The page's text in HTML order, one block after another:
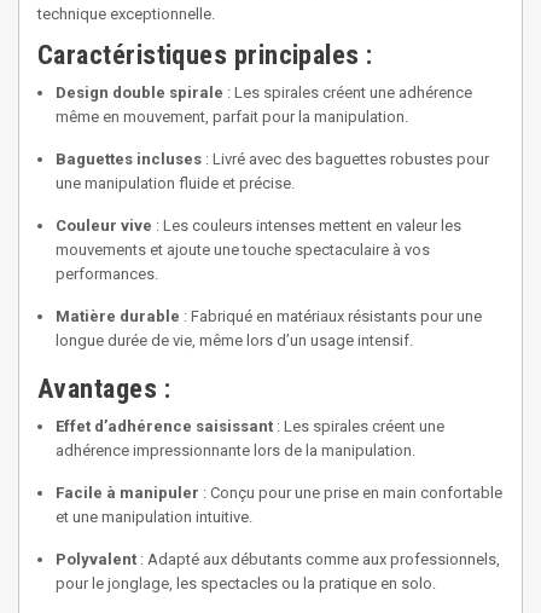
technique exceptionnelle.
Caractéristiques principales :
Design double spirale : Les spirales créent une adhérence
même en mouvement, parfait pour la manipulation.
Baguettes incluses : Livré avec des baguettes robustes pour
une manipulation fluide et précise.
Couleur vive : Les couleurs intenses mettent en valeur les
mouvements et ajoute une touche spectaculaire à vos
performances.
Matière durable : Fabriqué en matériaux résistants pour une
longue durée de vie, même lors d’un usage intensif.
Avantages :
Effet d’adhérence saisissant : Les spirales créent une
adhérence impressionnante lors de la manipulation.
Facile à manipuler : Conçu pour une prise en main confortable
et une manipulation intuitive.
Polyvalent : Adapté aux débutants comme aux professionnels,
pour le jonglage, les spectacles ou la pratique en solo.